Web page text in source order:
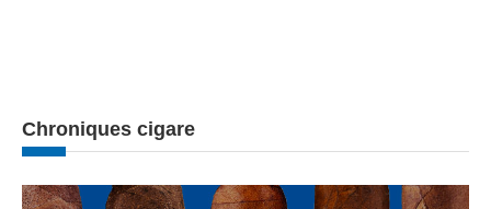
Chroniques cigare